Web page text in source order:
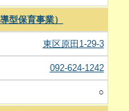
型保育事業）
東区原田1-29-3
092-624-1242
○